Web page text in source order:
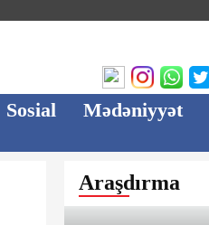
Sosial Mədəniyyət
Araşdırma